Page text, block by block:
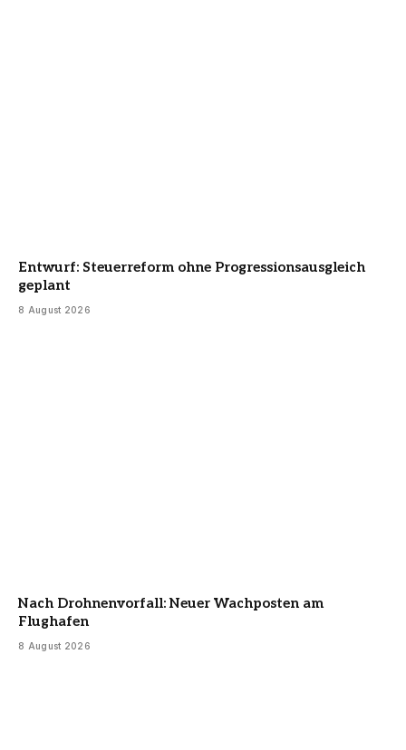
Entwurf: Steuerreform ohne Progressionsausgleich
geplant
8 August 2026
Nach Drohnenvorfall: Neuer Wachposten am
Flughafen
8 August 2026